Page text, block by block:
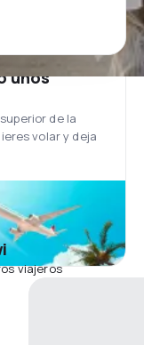
unos
de la
volar y deja
viajeros